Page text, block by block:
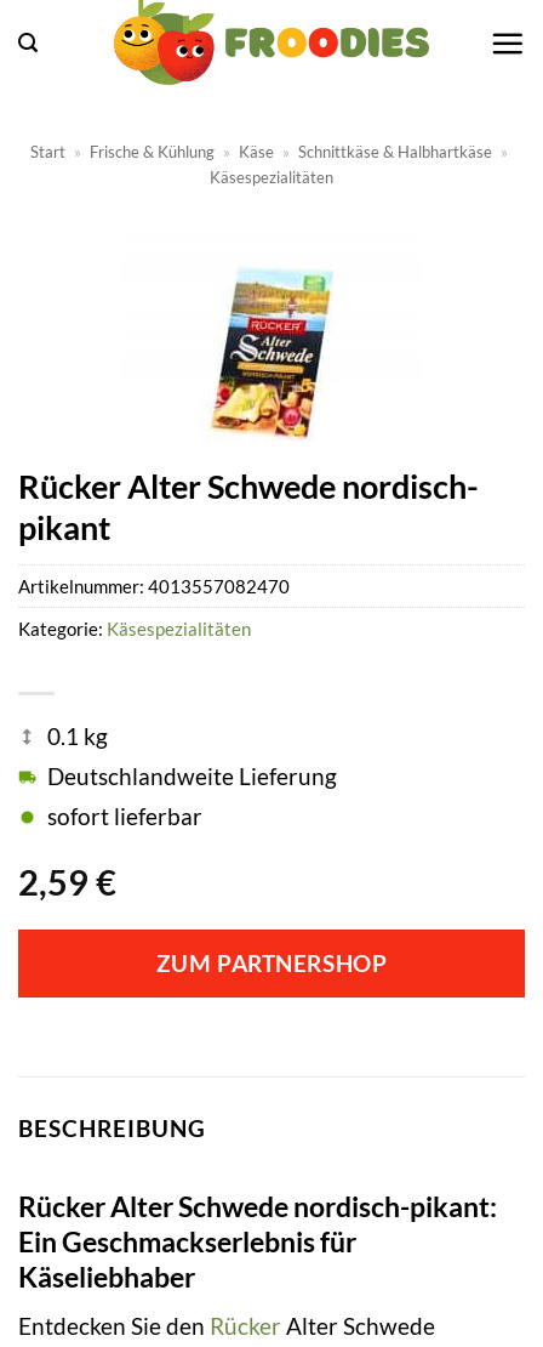
Inhalt
Start » Frische & Kühlung » Käse » Schnittkäse & Halbhartkäse »
Käsespezialitäten
Rücker Alter Schwede nordisch-
pikant
2,59 €
0.1 kg
Deutschlandweite Lieferung
sofort lieferbar
ZUM PARTNERSHOP
Artikelnummer: 4013557082470
Kategorie: Käsespezialitäten
BESCHREIBUNG
Rücker Alter Schwede nordisch-pikant:
Ein Geschmackserlebnis für
Käseliebhaber
Entdecken Sie den Rücker Alter Schwede